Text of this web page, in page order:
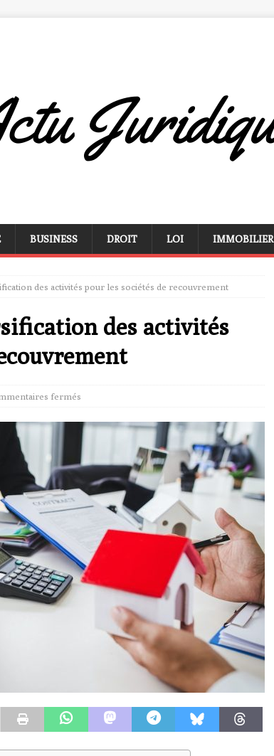
BUSINESS DROIT LOI IMMOBILIER
des activités pour les sociétés de recouvrement
des activités
fermés